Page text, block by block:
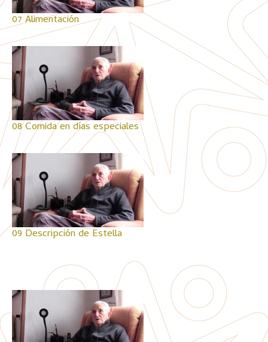
07 Alimentación
08 Comida en días especiales
09 Descripción de Estella